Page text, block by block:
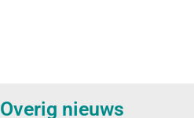
Overig nieuws